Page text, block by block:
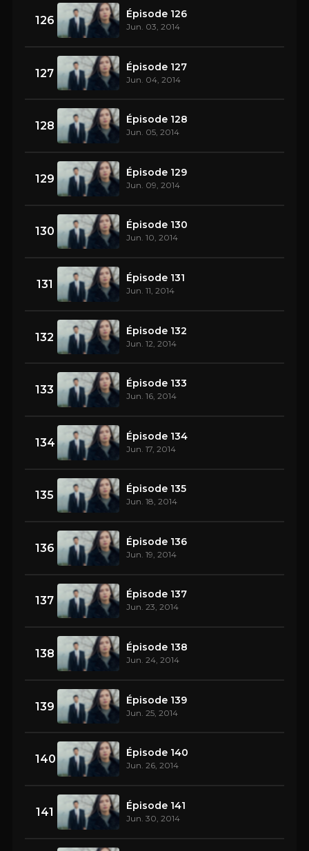
126 Épisode 126
Jun. 03, 2014
127 Épisode 127
Jun. 04, 2014
128 Épisode 128
Jun. 05, 2014
129 Épisode 129
Jun. 09, 2014
130 Épisode 130
Jun. 10, 2014
131 Épisode 131
Jun. 11, 2014
132 Épisode 132
Jun. 12, 2014
133 Épisode 133
Jun. 16, 2014
134 Épisode 134
Jun. 17, 2014
135 Épisode 135
Jun. 18, 2014
136 Épisode 136
Jun. 19, 2014
137 Épisode 137
Jun. 23, 2014
138 Épisode 138
Jun. 24, 2014
139 Épisode 139
Jun. 25, 2014
140 Épisode 140
Jun. 26, 2014
141 Épisode 141
Jun. 30, 2014